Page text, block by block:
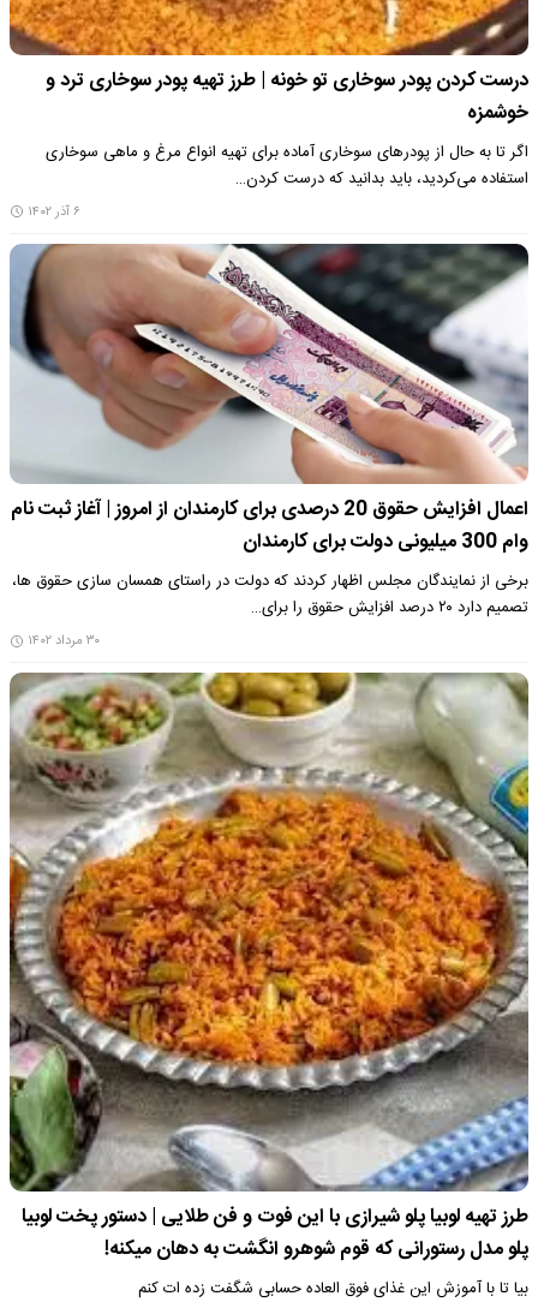
درست کردن پودر سوخاری تو خونه | طرز تهیه پودر سوخاری ترد و
خوشمزه
اگر تا به حال از پودرهای سوخاری آماده برای تهیه انواع مرغ و ماهی سوخاری
استفاده می‌کردید، باید بدانید که درست کردن…
۶ آذر ۱۴۰۲
اعمال افزایش حقوق 20 درصدی برای کارمندان از امروز | آغاز ثبت نام
وام 300 میلیونی دولت برای کارمندان
برخی از نمایندگان مجلس اظهار کردند که دولت در راستای همسان سازی حقوق ها،
تصمیم دارد ۲۰ درصد افزایش حقوق را برای…
۳۰ مرداد ۱۴۰۲
طرز تهیه لوبیا پلو شیرازی با این فوت و فن طلایی | دستور پخت لوبیا
پلو مدل رستورانی که قوم شوهرو انگشت به دهان میکنه!
بیا تا با آموزش این غذای فوق العاده حسابی شگفت زده ات کنم